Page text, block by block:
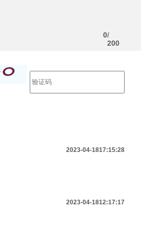
0/
200
2023-04-1817:15:28
2023-04-1812:17:17